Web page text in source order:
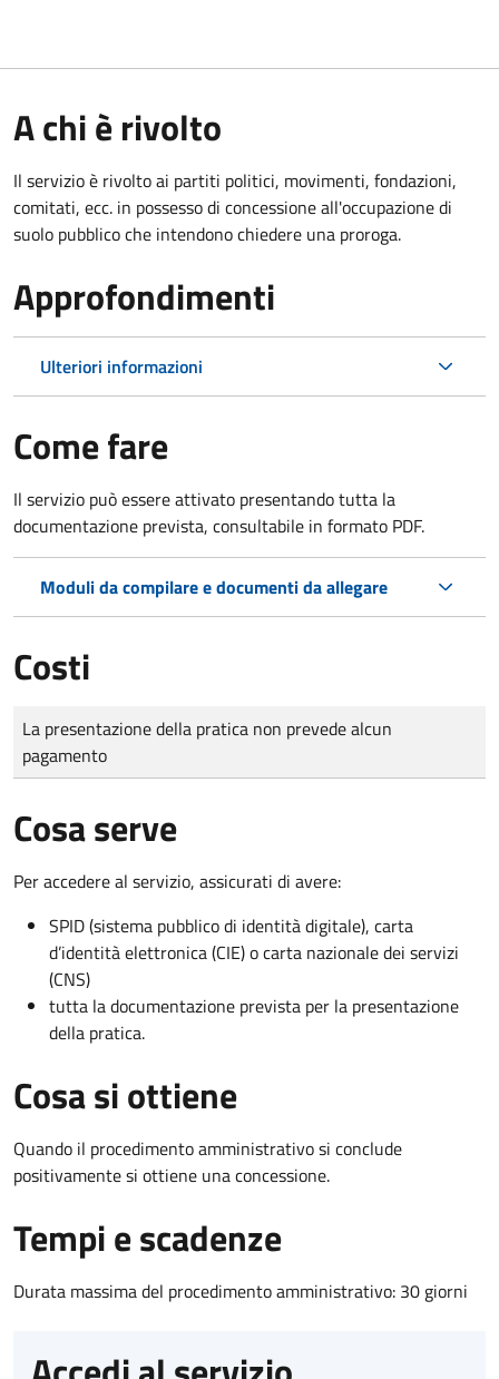
A chi è rivolto
Il servizio è rivolto ai partiti politici, movimenti, fondazioni,
comitati, ecc. in possesso di concessione all'occupazione di
suolo pubblico che intendono chiedere una proroga.
Approfondimenti
Ulteriori informazioni
Come fare
Il servizio può essere attivato presentando tutta la
documentazione prevista, consultabile in formato PDF.
Moduli da compilare e documenti da allegare
Costi
Tipo di pagamento
Importo
La presentazione della pratica non prevede alcun
pagamento
Cosa serve
Per accedere al servizio, assicurati di avere:
SPID (sistema pubblico di identità digitale), carta
d’identità elettronica (CIE) o carta nazionale dei servizi
(CNS)
tutta la documentazione prevista per la presentazione
della pratica.
Cosa si ottiene
Quando il procedimento amministrativo si conclude
positivamente si ottiene una concessione.
Tempi e scadenze
Durata massima del procedimento amministrativo: 30 giorni